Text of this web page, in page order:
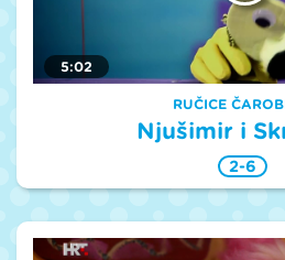
5:02
RUČICE
Njušimir i
2-6